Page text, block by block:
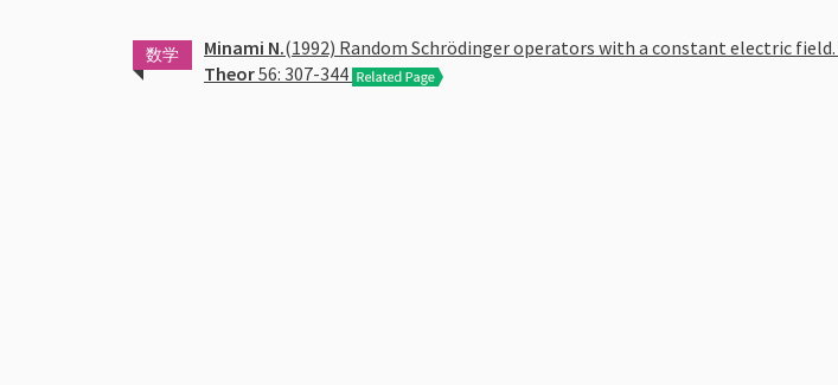
数学 Minami N.(1992) Random Schrödinger operators with a constant electric field.
Theor56: 307-344